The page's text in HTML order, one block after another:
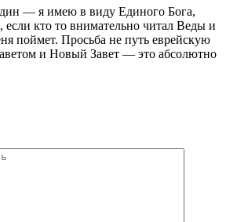
— я имею в виду Единого Бога,
если кто то внимательно читал Веды и
поймет. Просьба не путь еврейскую
и Новый Завет — это абсолютно